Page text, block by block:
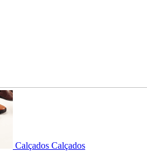
Calçados Calçados